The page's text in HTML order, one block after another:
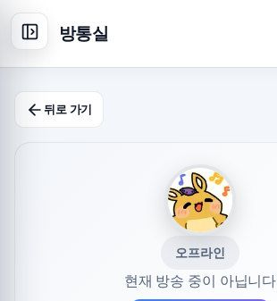
방통실
뒤로 가기
오프라인
현재 방송 중이 아닙니다